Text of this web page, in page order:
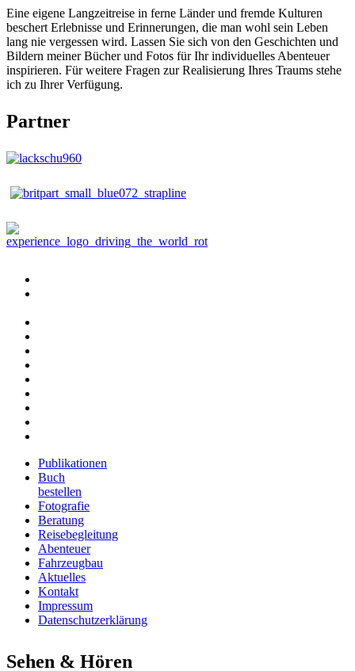
Eine eigene Langzeitreise in ferne Länder und fremde Kulturen
beschert Erlebnisse und Erinnerungen, die man wohl sein Leben
lang nie vergessen wird. Lassen Sie sich von den Geschichten und
Bildern meiner Bücher und Fotos für Ihr individuelles Abenteuer
inspirieren. Für weitere Fragen zur Realisierung Ihres Traums stehe
ich zu Ihrer Verfügung.
Partner
Publikationen
Buch
bestellen
Fotografie
Beratung
Reisebegleitung
Abenteuer
Fahrzeugbau
Aktuelles
Kontakt
Impressum
Datenschutzerklärung
Sehen & Hören